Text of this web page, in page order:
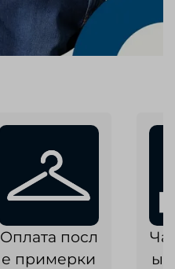
Оплата посл
е примерки